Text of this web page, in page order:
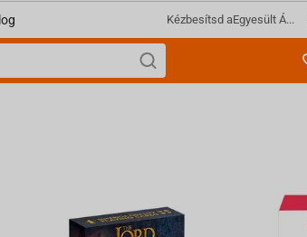
Kézbesítsd aEgyesült Á...